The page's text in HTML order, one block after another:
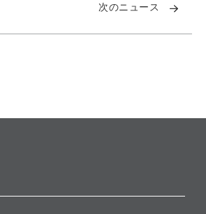
次のニュース